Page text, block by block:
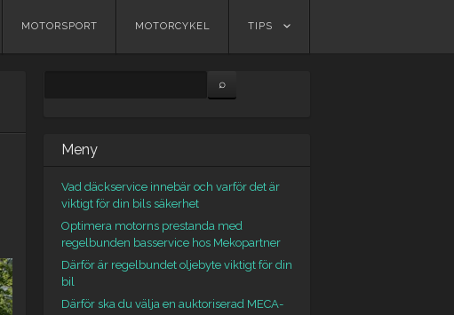
MOTORSPORT MOTORCYKEL TIPS
Meny
Vad däckservice innebär och varför det är
viktigt för din bils säkerhet
Optimera motorns prestanda med
regelbunden basservice hos Mekopartner
Därför är regelbundet oljebyte viktigt för din
bil
Därför ska du välja en auktoriserad MECA-